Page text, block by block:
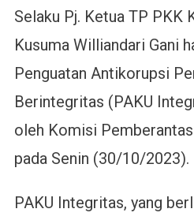
Selaku Pj. Ketua TP PKK
Kusuma Williandari Gani
Penguatan Antikorupsi
Berintegritas (PAKU
oleh Komisi
pada Senin (30/10/2023).
PAKU Integritas, yang